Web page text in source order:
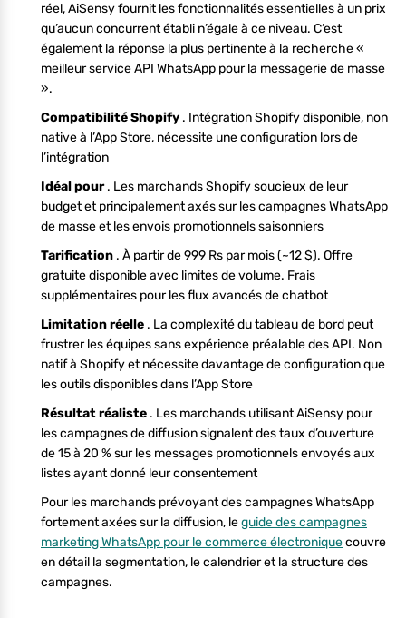
réel, AiSensy fournit les fonctionnalités essentielles à un prix
qu’aucun concurrent établi n’égale à ce niveau. C’est
également la réponse la plus pertinente à la recherche «
meilleur service API WhatsApp pour la messagerie de masse
».
Compatibilité Shopify . Intégration Shopify disponible, non
native à l’App Store, nécessite une configuration lors de
l’intégration
Idéal pour. Les marchands Shopify soucieux de leur
budget et principalement axés sur les campagnes WhatsApp
de masse et les envois promotionnels saisonniers
Tarification . À partir de 999 Rs par mois (~12 $). Offre
gratuite disponible avec limites de volume. Frais
supplémentaires pour les flux avancés de chatbot
Limitation réelle . La complexité du tableau de bord peut
frustrer les équipes sans expérience préalable des API. Non
natif à Shopify et nécessite davantage de configuration que
les outils disponibles dans l’App Store
Résultat réaliste . Les marchands utilisant AiSensy pour
les campagnes de diffusion signalent des taux d’ouverture
de 15 à 20 % sur les messages promotionnels envoyés aux
listes ayant donné leur consentement
Pour les marchands prévoyant des campagnes WhatsApp
fortement axées sur la diffusion, leguide des campagnes
marketing WhatsApp pour le commerce électroniquecouvre
en détail la segmentation, le calendrier et la structure des
campagnes.